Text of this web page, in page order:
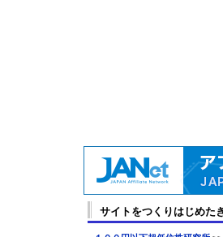
サイトをつくりはじめた